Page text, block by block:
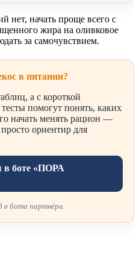
нет, начать проще всего с
жира на оливковое
за самочувствием.
в питании?
а с короткой
помогут понять, каких
начать менять рацион —
ориентир для
в боте «ПОРА
в бота партнёра.